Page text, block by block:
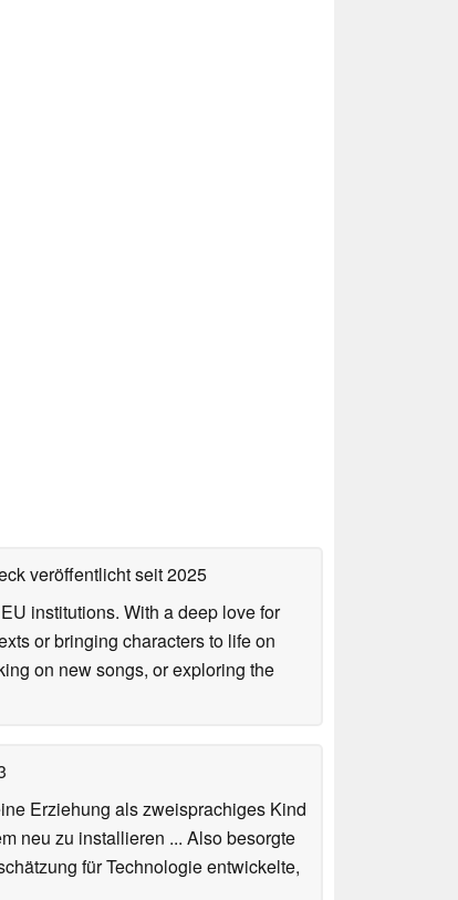
veröffentlichtseit 2025
institutions. With a deep love for
or bringing characters to life on
on new songs, or exploring the
Erziehung als zweisprachiges Kind
neu zu installieren ... Also besorgte
für Technologie entwickelte,